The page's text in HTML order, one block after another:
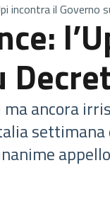
incontra il Governo
ancora